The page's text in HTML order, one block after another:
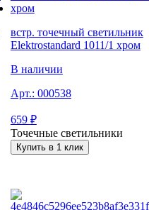
встр. точечный светильник
Elektrostandard 1011/1 хром
В наличии
Арт.: 000538
659 ₽
Точечные светильники
Купить в 1 клик